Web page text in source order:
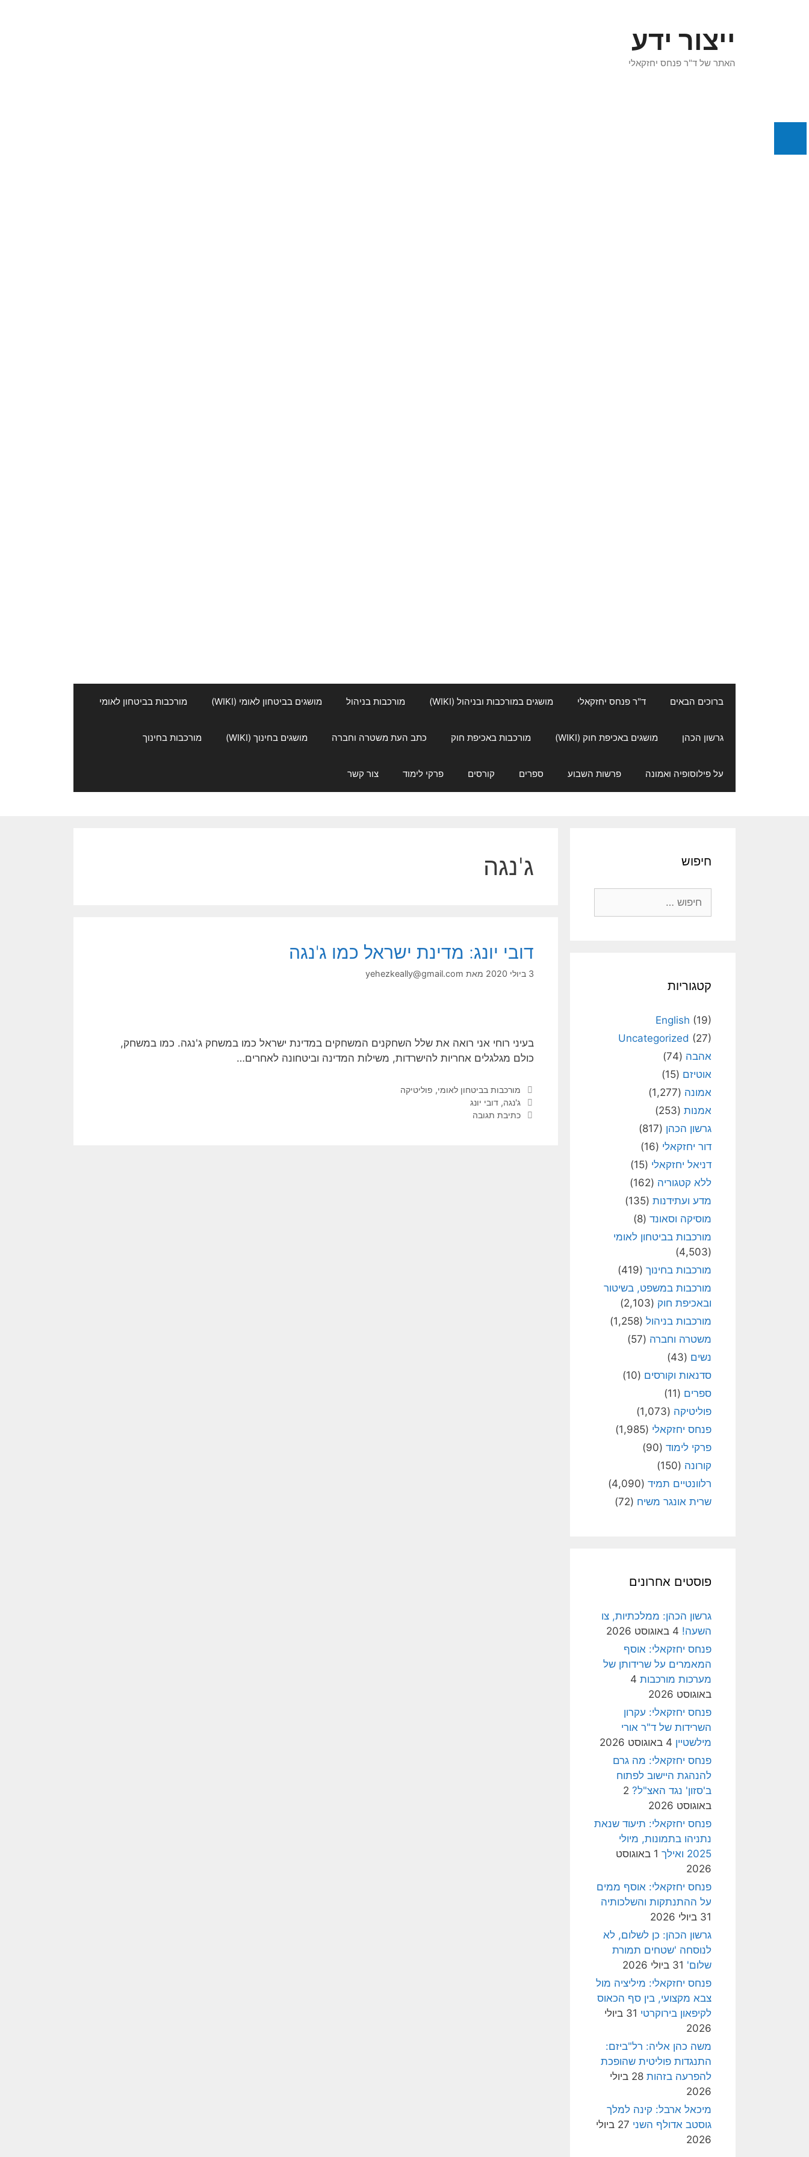
ייצור ידע
האתר של ד"ר פנחס יחזקאלי
ברוכים הבאים ד"ר פנחס יחזקאלי מושגים במורכבות ובניהול (WIKI) מורכבות בניהול מושגים בביטחון לאומי (WIKI) מורכבות בביטחון לאומי
גרשון הכהן מושגים באכיפת חוק (WIKI) מורכבות באכיפת חוק כתב העת משטרה וחברה מושגים בחינוך (WIKI) מורכבות בחינוך
על פילוסופיה ואמונה פרשות השבוע ספרים קורסים פרקי לימוד צור קשר
ג'נגה
דובי יונג: מדינת ישראל כמו ג'נגה
3 ביולי 2020 מאת yehezkeally@gmail.com
בעיני רוחי אני רואה את שלל השחקנים המשחקים במדינת ישראל כמו במשחק ג'נגה. כמו במשחק,
כולם מגלגלים אחריות להישרדות, משילות המדינה וביטחונה לאחרים…
קטגוריות
מורכבות בביטחון לאומי, פוליטיקה
תגיות
ג'נגה, דובי יונג
כתיבת תגובה
חיפוש
קטגוריות
English (19)
Uncategorized (27)
אהבה (74)
אוטיזם (15)
אמונה (1,277)
אמנות (253)
גרשון הכהן (817)
דור יחזקאלי (16)
דניאל יחזקאלי (15)
ללא קטגוריה (162)
מדע ועתידנות (135)
מוסיקה וסאונד (8)
מורכבות בביטחון לאומי
(4,503)
מורכבות בחינוך (419)
מורכבות במשפט, בשיטור
ובאכיפת חוק (2,103)
מורכבות בניהול (1,258)
משטרה וחברה (57)
נשים (43)
סדנאות וקורסים (10)
ספרים (11)
פוליטיקה (1,073)
פנחס יחזקאלי (1,985)
פרקי לימוד (90)
קורונה (150)
רלוונטיים תמיד (4,090)
שרית אונגר משיח (72)
פוסטים אחרונים
גרשון הכהן: ממלכתיות, צו
השעה! 4 באוגוסט 2026
פנחס יחזקאלי: אוסף
המאמרים על שרידותן של
מערכות מורכבות 4
באוגוסט 2026
פנחס יחזקאלי: עקרון
השרידות של ד"ר אורי
מילשטיין 4 באוגוסט 2026
פנחס יחזקאלי: מה גרם
להנהגת היישוב לפתוח
ב'סזון' נגד האצ"ל? 2
באוגוסט 2026
פנחס יחזקאלי: תיעוד שנאת
נתניהו בתמונות, מיולי
2025 ואילך
1 באוגוסט
2026
פנחס יחזקאלי: אוסף ממים
על ההתנתקות והשלכותיה
31 ביולי 2026
גרשון הכהן: כן לשלום, לא
לנוסחה 'שטחים תמורת
שלום' 31 ביולי 2026
פנחס יחזקאלי: מיליציה מול
צבא מקצועי, בין סף הכאוס
לקיפאון בירוקרטי
31 ביולי
2026
משה כהן אליה: רל"ביזם:
התנגדות פוליטית שהופכת
להפרעה בזהות
28 ביולי
2026
מיכאל ארבל: קינה למלך
גוסטב אדולף השני
27 ביולי
2026